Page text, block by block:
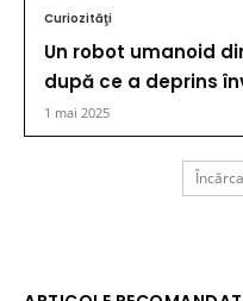
Curiozităţi
Un robot umanoid
după ce a deprins
1 mai 2025